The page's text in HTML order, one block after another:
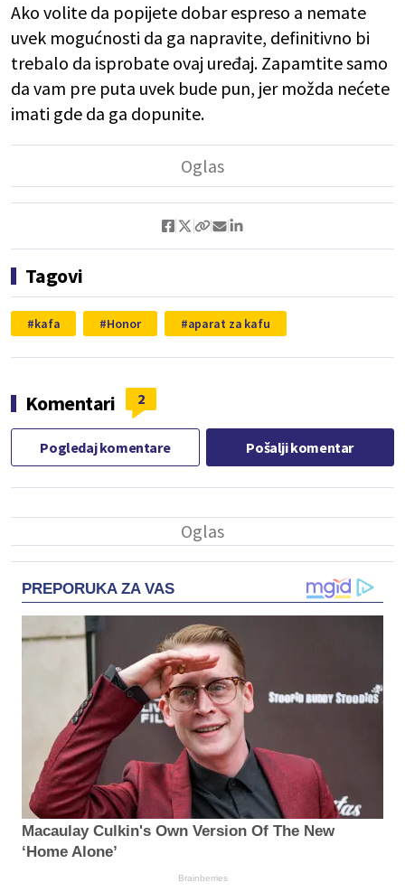
Ako volite da popijete dobar espreso a nemate
uvek mogućnosti da ga napravite, definitivno bi
trebalo da isprobate ovaj uređaj. Zapamtite samo
da vam pre puta uvek bude pun, jer možda nećete
imati gde da ga dopunite.
Tagovi
kafa Honor aparat za kafu
Komentari 2
Pogledaj komentare Pošalji komentar
PREPORUKA ZA VAS
Macaulay Culkin's Own Version Of The New
‘Home Alone’
Brainberries